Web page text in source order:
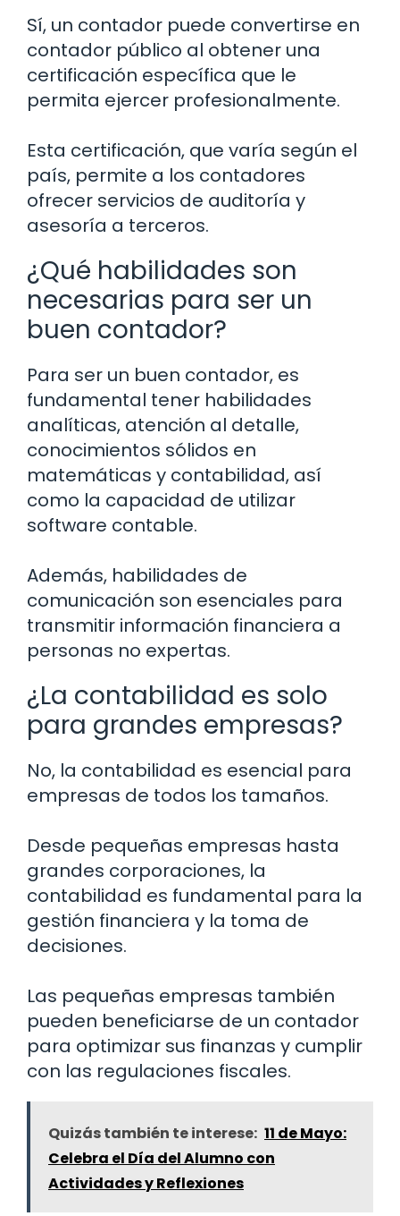
Sí, un contador puede convertirse en
contador público al obtener una
certificación específica que le
permita ejercer profesionalmente.
Esta certificación, que varía según el
país, permite a los contadores
ofrecer servicios de auditoría y
asesoría a terceros.
¿Qué habilidades son
necesarias para ser un
buen contador?
Para ser un buen contador, es
fundamental tener habilidades
analíticas, atención al detalle,
conocimientos sólidos en
matemáticas y contabilidad, así
como la capacidad de utilizar
software contable.
Además, habilidades de
comunicación son esenciales para
transmitir información financiera a
personas no expertas.
¿La contabilidad es solo
para grandes empresas?
No, la contabilidad es esencial para
empresas de todos los tamaños.
Desde pequeñas empresas hasta
grandes corporaciones, la
contabilidad es fundamental para la
gestión financiera y la toma de
decisiones.
Las pequeñas empresas también
pueden beneficiarse de un contador
para optimizar sus finanzas y cumplir
con las regulaciones fiscales.
Quizás también te interese: 11 de Mayo:
Celebra el Día del Alumno con
Actividades y Reflexiones